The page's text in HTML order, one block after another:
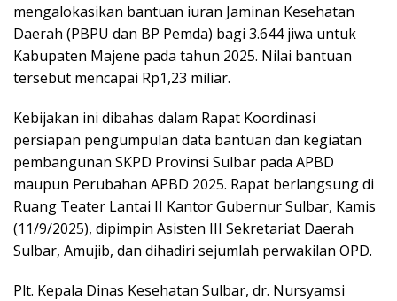
mengalokasikan bantuan iuran Jaminan Kesehatan
Daerah (PBPU dan BP Pemda) bagi 3.644 jiwa untuk
Kabupaten Majene pada tahun 2025. Nilai bantuan
tersebut mencapai Rp1,23 miliar.
Kebijakan ini dibahas dalam Rapat Koordinasi
persiapan pengumpulan data bantuan dan kegiatan
pembangunan SKPD Provinsi Sulbar pada APBD
maupun Perubahan APBD 2025. Rapat berlangsung di
Ruang Teater Lantai II Kantor Gubernur Sulbar, Kamis
(11/9/2025), dipimpin Asisten III Sekretariat Daerah
Sulbar, Amujib, dan dihadiri sejumlah perwakilan OPD.
Plt. Kepala Dinas Kesehatan Sulbar, dr. Nursyamsi